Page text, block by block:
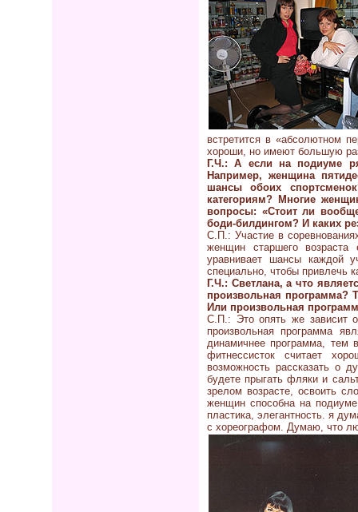
встретится в «абсолютном
хороши, но имеют большую
Г.Ч.: А если на подиуме
Например, женщина
шансы обоих
категориям? Многие
вопросы: «Стоит ли
боди-билдингом? И каких
С.П.: Участие в
женщин старшего возраста
уравнивает шансы каждой
специально, чтобы привлечь
Г.Ч.: Светлана, а что
произвольная программа?
Или произвольная
С.П.: Это опять же зависит
произвольная программа
динамичнее программа, тем
фитнессисток считает
возможность рассказать о
будете прыгать фляки и
зрелом возрасте, освоить
женщин способна на
пластика, элегантность. я
с хореографом. Думаю, что